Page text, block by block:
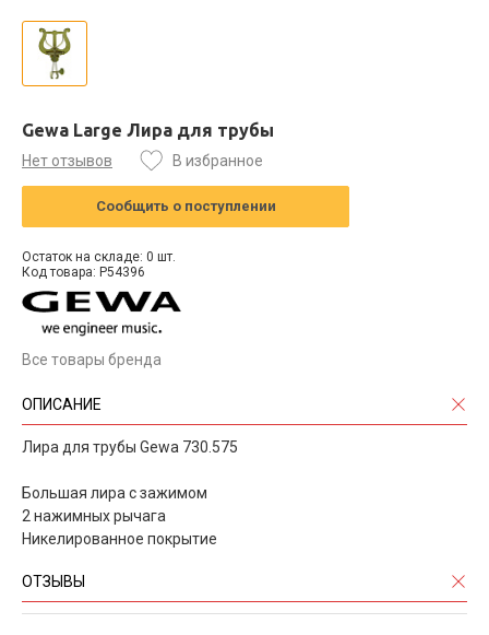
Gewa Large Лира для трубы
Нет отзывов В избранное
Сообщить о поступлении
Остаток на складе: 0 шт.
Код товара: P54396
Все товары бренда
ОПИСАНИЕ
Лира для трубы Gewa 730.575
Большая лира с зажимом
2 нажимных рычага
Никелированное покрытие
ОТЗЫВЫ